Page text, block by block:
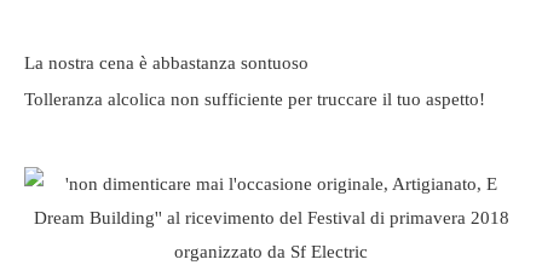
La nostra cena è abbastanza sontuoso
Tolleranza alcolica non sufficiente per truccare il tuo aspetto!